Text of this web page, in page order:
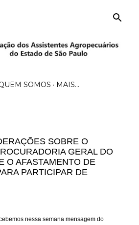
SOMOS MAIS…
SOBRE O
GERAL DO
O AFASTAMENTO DE
PARTICIPAR DE
nessa semana mensagem do